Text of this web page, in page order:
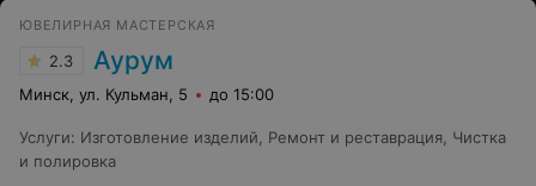
ЮВЕЛИРНАЯ МАСТЕРСКАЯ
2.3 Аурум
Минск, ул. Кульман, 5 до 15:00
Услуги: Изготовление изделий, Ремонт и реставрация, Чистка
и полировка